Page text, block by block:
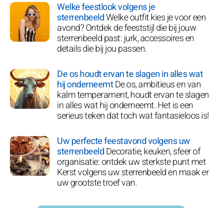
Welke feestlook volgens je
sterrenbeeldWelke outfit kies je voor een
avond? Ontdek de feeststijl die bij jouw
sterrenbeeld past: jurk, accessoires en
details die bij jou passen.
De os houdt ervan te slagen in alles wat
hij onderneemtDe os, ambitieus en van
kalm temperament, houdt ervan te slagen
in alles wat hij onderneemt. Het is een
serieus teken dat toch wat fantasieloos is!
Uw perfecte feestavond volgens uw
sterrenbeeldDecoratie, keuken, sfeer of
organisatie: ontdek uw sterkste punt met
Kerst volgens uw sterrenbeeld en maak er
uw grootste troef van.